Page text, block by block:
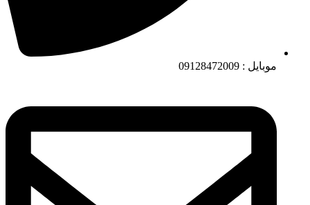
موبایل : 09128472009